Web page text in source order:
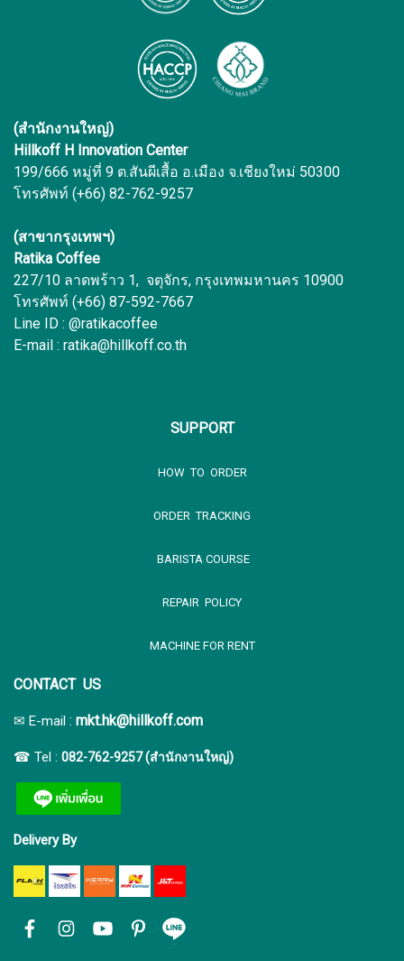
(สำนักงานใหญ่)
Hillkoff H Innovation Center
199/666 หมู่ที่ 9 ต.สันผีเสื้อ อ.เมือง จ.เชียงใหม่ 50300
โทรศัพท์ (+66) 82-762-9257
(สาขากรุงเทพฯ)
Ratika Coffee
227/10 ลาดพร้าว 1, จตุจักร, กรุงเทพมหานคร 10900
โทรศัพท์ (+66) 87-592-7667
Line ID : @ratikacoffee
E-mail : ratika@hillkoff.co.th
SUPPORT
HOW TO ORDER
ORDER TRACKING
BARISTA COURSE
REPAIR POLICY
MACHINE FOR RENT
CONTACT US
✉ E-mail : mkt.hk@hillkoff.com
☎ Tel : 082-762-9257 (สำนักงานใหญ่)
Delivery By